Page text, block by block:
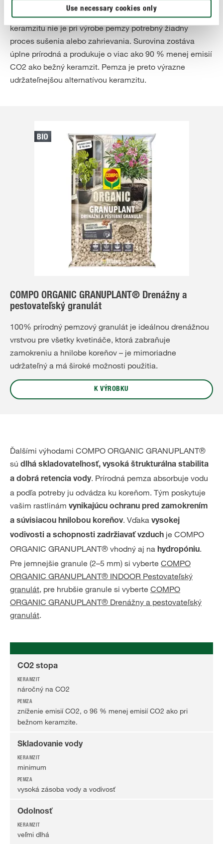
Use necessary cookies only
účel sa odstraňuje vrchná vrstva pôdy, ktorá sa však po
vyťažení opäť používa na rekultiváciu. Na rozdiel od
keramzitu nie je pri výrobe pemzy potrebný žiadny
proces sušenia alebo zahrievania. Surovina zostáva
úplne prírodná a produkuje o viac ako 90 % menej emisií
CO2 ako bežný keramzit. Pemza je preto výrazne
udržateľnejšou alternatívou keramzitu.
COMPO ORGANIC GRANUPLANT® Drenážny a
pestovateľský granulát
100% prírodný pemzový granulát je ideálnou drenážnou
vrstvou pre všetky kvetináče, ktorá zabraňuje
zamokreniu a hnilobe koreňov – je mimoriadne
udržateľný a má široké možnosti použitia.
K VÝROBKU
Ďalšími výhodami COMPO ORGANIC GRANUPLANT®
sú dlhá skladovateľnosť, vysoká štrukturálna stabilita
a dobrá retencia vody. Prírodná pemza absorbuje vodu
a podľa potreby ju odvádza ku koreňom. Tým poskytuje
vašim rastlinám vynikajúcu ochranu pred zamokrením
a súvisiacou hnilobou koreňov. Vďaka vysokej
vodivosti a schopnosti zadržiavať vzduch je COMPO
ORGANIC GRANUPLANT® vhodný aj na hydropóniu.
Pre jemnejšie granule (2–5 mm) si vyberte COMPO
ORGANIC GRANUPLANT® INDOOR Pestovateľský
granulát, pre hrubšie granule si vyberte COMPO
ORGANIC GRANUPLANT® Drenážny a pestovateľský
granulát​​​​​​​.
CO2 stopa
náročný na CO2
zníženie emisií CO2, o 96 % menej emisií CO2 ako pri
bežnom keramzite.
Skladovanie vody
minimum
vysoká zásoba vody a vodivosť
Odolnosť
veľmi dlhá